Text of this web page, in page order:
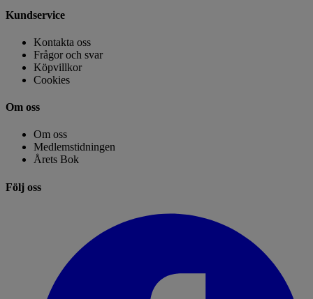
Kundservice
Kontakta oss
Frågor och svar
Köpvillkor
Cookies
Om oss
Om oss
Medlemstidningen
Årets Bok
Följ oss